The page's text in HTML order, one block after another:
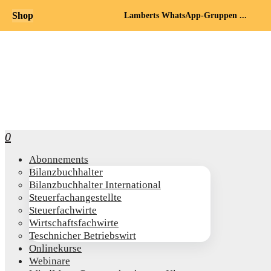
0
Abon­ne­ments
Bilanz­buch­hal­ter
Bilanz­buch­hal­ter International
Steu­er­fach­an­ge­stell­te
Steu­er­fach­wir­te
Wirt­schafts­fach­wir­te
Teschni­cher Betriebswirt
Online­kur­se
Web­i­na­re
Shop Lamberts WhatsApp-Gruppen ...